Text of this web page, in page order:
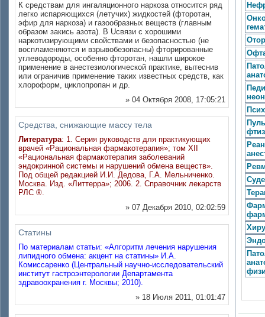
К средствам для ингаляционного наркоза относится ряд
легко испаряющихся (летучих) жидкостей (фторотан,
эфир для наркоза) и газообразных веществ (главным
образом закись азота). В Uсвязи с хорошими
наркотизирующими свойствами и безопасностью (не
воспламеняются и взрывобезопасны) фторированные
углеводороды, особенно фторотан, нашли широкое
применение в анестезиологической практике, вытеснив
или ограничив применение таких известных средств, как
хлороформ, циклопропан и др.
» 04 Октября 2008, 17:05:21
Средства, снижающие массу тела
Литература: 1. Серия руководств для практикующих
врачей «Рациональная фармакотерапия»; том XII
«Рациональная фармакотерапия заболеваний
эндокринной системы и нарушений обмена веществ».
Под общей редакцией И.И. Дедова, Г.А. Мельниченко.
Москва. Изд. «Литтерра»; 2006. 2. Справочник лекарств
РЛС ®.
» 07 Декабря 2010, 02:02:59
Статины
По материалам статьи: «Алгоритм лечения нарушения
липидного обмена: акцент на статины» И.А.
Комиссаренко (Центральный научно-исследовательский
институт гастроэнтерологии Департамента
здравоохранения г. Москвы; 2010).
» 18 Июля 2011, 01:01:47